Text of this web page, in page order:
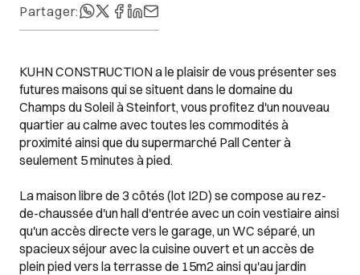
Partager:
KUHN CONSTRUCTION a le plaisir de vous présenter ses
futures maisons qui se situent dans le domaine du
Champs du Soleil à Steinfort, vous profitez d'un nouveau
quartier au calme avec toutes les commodités à
proximité ainsi que du supermarché Pall Center à
seulement 5 minutes à pied.
La maison libre de 3 côtés (lot I2D) se compose au rez-
de-chaussée d'un hall d'entrée avec un coin vestiaire ainsi
qu'un accès directe vers le garage, un WC séparé, un
spacieux séjour avec la cuisine ouvert et un accès de
plein pied vers la terrasse de 15m2 ainsi qu'au jardin